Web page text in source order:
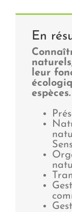
En
leur
espèces.